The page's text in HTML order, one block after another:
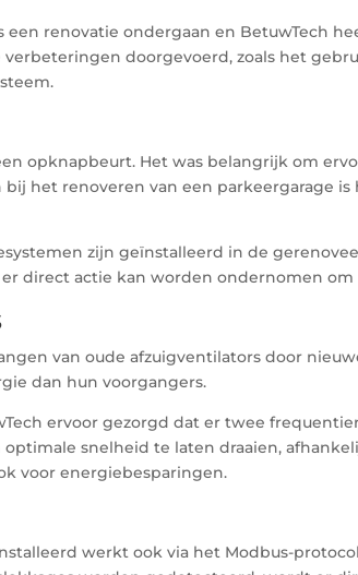
renovatie ondergaan en BetuwTech
doorgevoerd, zoals het
opknapbeurt. Het was belangrijk om
het renoveren van een parkeergarage
zijn geïnstalleerd in de
direct actie kan worden ondernomen
van oude afzuigventilators door
dan hun voorgangers.
ervoor gezorgd dat er twee
snelheid te laten draaien,
voor energiebesparingen.
werkt ook via het Modbus-